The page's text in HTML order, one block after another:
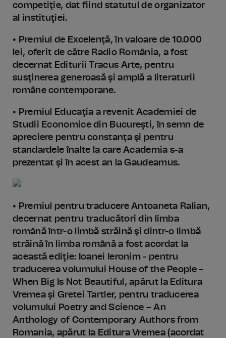
competiţie, dat fiind statutul de organizator
al instituţiei.
• Premiul de Excelenţă, în valoare de 10.000
lei, oferit de către Radio România, a fost
decernat Editurii Tracus Arte, pentru
susţinerea generoasă şi amplă a literaturii
române contemporane.
• Premiul Educaţia a revenit Academiei de
Studii Economice din Bucureşti, în semn de
apreciere pentru constanţa şi pentru
standardele înalte la care Academia s-a
prezentat şi în acest an la Gaudeamus.
• Premiul pentru traducere Antoaneta Ralian,
decernat pentru traducători din limba
română într-o limbă străină şi dintr-o limbă
străină în limba română a fost acordat la
această ediţie: Ioanei Ieronim - pentru
traducerea volumului House of the People –
When Big Is Not Beautiful, apărut la Editura
Vremea şi Gretei Tartler, pentru traducerea
volumului Poetry and Science – An
Anthology of Contemporary Authors from
Romania, apărut la Editura Vremea (acordat